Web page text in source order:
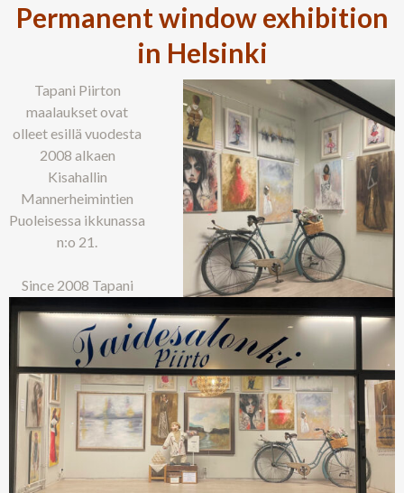
Permanent window exhibition
in Helsinki
Tapani Piirton
maalaukset ovat
olleet esillä vuodesta
2008 alkaen
Kisahallin
Mannerheimintien
Puoleisessa ikkunassa
n:o 21.
Since 2008 Tapani